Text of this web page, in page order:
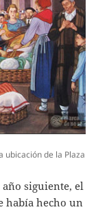
ubicación de la Plaza
año siguiente, el
había hecho un